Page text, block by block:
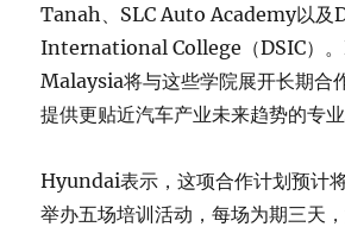
Tanah、SLC Auto Academy以及
International College（DSIC）
Malaysia将与这些学院展开长期合
提供更贴近汽车产业未来趋势的专业
Hyundai表示，这项合作计划预计
举办五场培训活动，每场为期三天